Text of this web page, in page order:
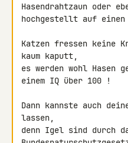
Hasendrahtzaun oder
hochgestellt auf einen
Katzen fressen keine
kaum kaputt,
es werden wohl Hasen
einem IQ über 100 !
Dann kannste auch
lassen,
denn Igel sind durch